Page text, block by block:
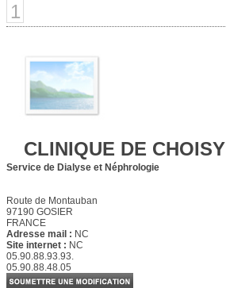
1
CLINIQUE DE CHOISY
Service de Dialyse et Néphrologie
Route de Montauban
97190 GOSIER
FRANCE
Adresse mail : NC
Site internet : NC
05.90.88.93.93.
05.90.88.48.05